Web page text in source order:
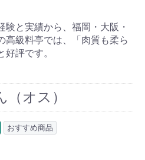
と実績から、福岡・大阪・
高級料亭では、「肉質も柔ら
評です。
オス）
おすすめ商品